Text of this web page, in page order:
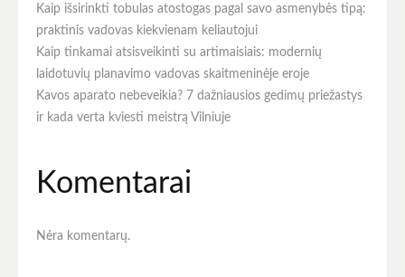
Kaip išsirinkti tobulas atostogas pagal savo asmenybės tipą:
praktinis vadovas kiekvienam keliautojui
Kaip tinkamai atsisveikinti su artimaisiais: modernių
laidotuvių planavimo vadovas skaitmeninėje eroje
Kavos aparato nebeveikia? 7 dažniausios gedimų priežastys
ir kada verta kviesti meistrą Vilniuje
Komentarai
Nėra komentarų.